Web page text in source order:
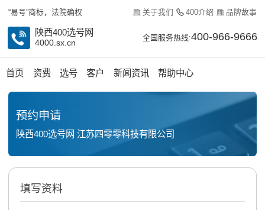
“易号”商标，法院确权 关于我们 400介绍 品牌故事
陕西400选号网
4000.sx.cn
全国服务热线:400-966-9666
首页 资费 选号 客户 新闻资讯 帮助中心
预约申请
陕西400选号网 江苏四零零科技有限公司
填写资料